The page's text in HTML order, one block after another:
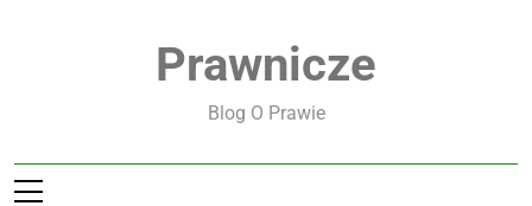
Prawnicze
Blog O Prawie